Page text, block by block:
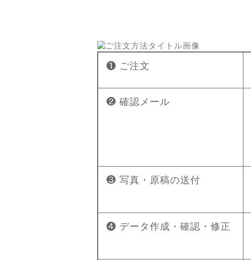
❶ ご注文
❷ 確認メール
❸ 写真・原稿の送付
❹ データ作成・確認・修正